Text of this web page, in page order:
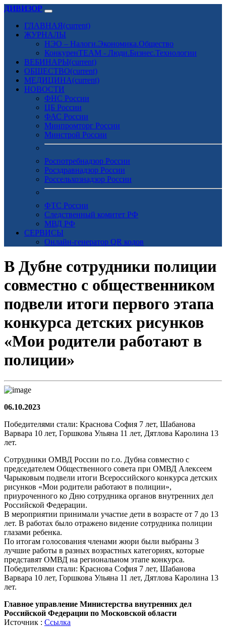
ДИВИЗОР
ГЛАВНАЯ(current)
ЖУРНАЛЫ
НЭО – Налоги.Экономика.Общество
КонкуренTEAM - Люди.Бизнес.Технологии
ВЕБИНАРЫ(current)
ОБЩЕСТВО(current)
МЕДИЦИНА(current)
НОВОСТИ
ФНС России
ЦБ России
ФАС России
Минпромторг России
Минстрой России
Роспотребнадзор России
Росздравнадзор России
Россельхознадзор России
ФТС России
Следственный комитет РФ
МВД РФ
СЕРВИСЫ
Онлайн-генератор QR кодов
В Дубне сотрудники полиции
совместно с общественником
подвели итоги первого этапа
конкурса детских рисунков
«Мои родители работают в
полиции»
06.10.2023
Победителями стали: Краснова София 7 лет, Шабанова
Варвара 10 лет, Горшкова Ульяна 11 лет, Дятлова Каролина 13
лет.
Сотрудники ОМВД России по г.о. Дубна совместно с
председателем Общественного совета при ОМВД Алексеем
Чарыковым подвели итоги Всероссийского конкурса детских
рисунков «Мои родители работают в полиции»,
приуроченного ко Дню сотрудника органов внутренних дел
Российской Федерации.
В мероприятии принимали участие дети в возрасте от 7 до 13
лет. В работах было отражено видение сотрудника полиции
глазами ребенка.
По итогам голосования членами жюри были выбраны 3
лучшие работы в разных возрастных категориях, которые
представят ОМВД на региональном этапе конкурса.
Победителями стали: Краснова София 7 лет, Шабанова
Варвара 10 лет, Горшкова Ульяна 11 лет, Дятлова Каролина 13
лет.
Главное управление Министерства внутренних дел
Российской Федерации по Московской области
Источник : Ссылка